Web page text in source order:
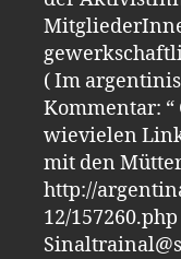
( Im
Kommentar: “
wievielen
mit den
http://
12/157260.php